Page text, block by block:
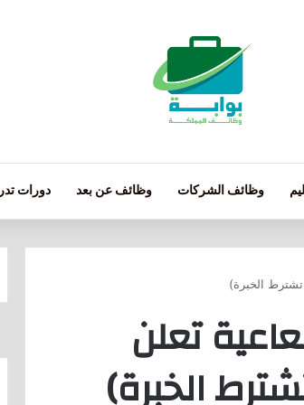
وظائف الشركات وظائف عن بعد دورات
تشترط الخبرة)
تعلن
الخبرة)